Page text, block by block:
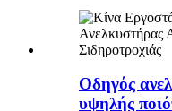
Οδηγός
υψηλής